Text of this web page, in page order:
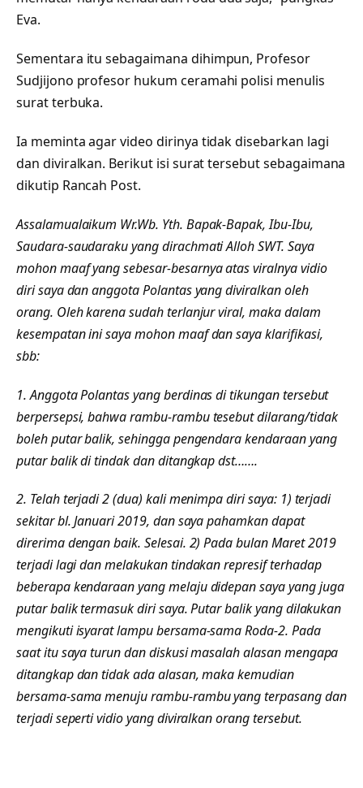
Eva.
Sementara itu sebagaimana dihimpun, Profesor
Sudjijono profesor hukum ceramahi polisi menulis
surat terbuka.
Ia meminta agar video dirinya tidak disebarkan lagi
dan diviralkan. Berikut isi surat tersebut sebagaimana
dikutip Rancah Post.
Assalamualaikum Wr.Wb. Yth. Bapak-Bapak, Ibu-Ibu,
Saudara-saudaraku yang dirachmati Alloh SWT. Saya
mohon maaf yang sebesar-besarnya atas viralnya vidio
diri saya dan anggota Polantas yang diviralkan oleh
orang. Oleh karena sudah terlanjur viral, maka dalam
kesempatan ini saya mohon maaf dan saya klarifikasi,
sbb:
1. Anggota Polantas yang berdinas di tikungan tersebut
berpersepsi, bahwa rambu-rambu tesebut dilarang/tidak
boleh putar balik, sehingga pengendara kendaraan yang
putar balik di tindak dan ditangkap dst…….
2. Telah terjadi 2 (dua) kali menimpa diri saya: 1) terjadi
sekitar bl. Januari 2019, dan saya pahamkan dapat
direrima dengan baik. Selesai. 2) Pada bulan Maret 2019
terjadi lagi dan melakukan tindakan represif terhadap
beberapa kendaraan yang melaju didepan saya yang juga
putar balik termasuk diri saya. Putar balik yang dilakukan
mengikuti isyarat lampu bersama-sama Roda-2. Pada
saat itu saya turun dan diskusi masalah alasan mengapa
ditangkap dan tidak ada alasan, maka kemudian
bersama-sama menuju rambu-rambu yang terpasang dan
terjadi seperti vidio yang diviralkan orang tersebut.